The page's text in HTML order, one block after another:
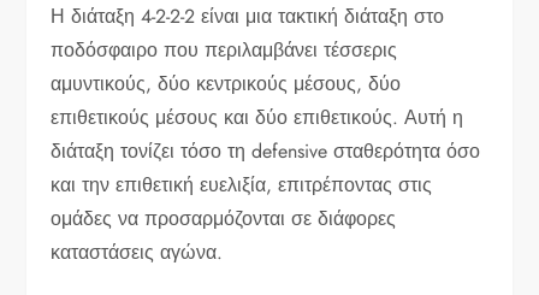
Η διάταξη 4-2-2-2 είναι μια τακτική διάταξη στο
ποδόσφαιρο που περιλαμβάνει τέσσερις
αμυντικούς, δύο κεντρικούς μέσους, δύο
επιθετικούς μέσους και δύο επιθετικούς. Αυτή η
διάταξη τονίζει τόσο τη defensive σταθερότητα όσο
και την επιθετική ευελιξία, επιτρέποντας στις
ομάδες να προσαρμόζονται σε διάφορες
καταστάσεις αγώνα.